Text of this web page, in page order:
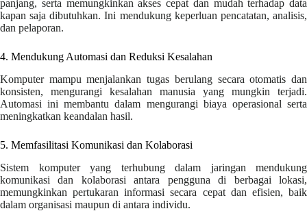
panjang, serta memungkinkan akses cepat dan mudah terhadap data
kapan saja dibutuhkan. Ini mendukung keperluan pencatatan, analisis,
dan pelaporan.
4. Mendukung Automasi dan Reduksi Kesalahan
Komputer mampu menjalankan tugas berulang secara otomatis dan
konsisten, mengurangi kesalahan manusia yang mungkin terjadi.
Automasi ini membantu dalam mengurangi biaya operasional serta
meningkatkan keandalan hasil.
5. Memfasilitasi Komunikasi dan Kolaborasi
Sistem komputer yang terhubung dalam jaringan mendukung
komunikasi dan kolaborasi antara pengguna di berbagai lokasi,
memungkinkan pertukaran informasi secara cepat dan efisien, baik
dalam organisasi maupun di antara individu.